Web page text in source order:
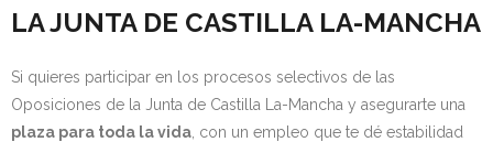
LA JUNTA DE CASTILLA LA-MANCHA
Si quieres participar en los procesos selectivos de las
Oposiciones de la Junta de Castilla La-Mancha y asegurarte una
plaza para toda la vida , con un empleo que te dé estabilidad